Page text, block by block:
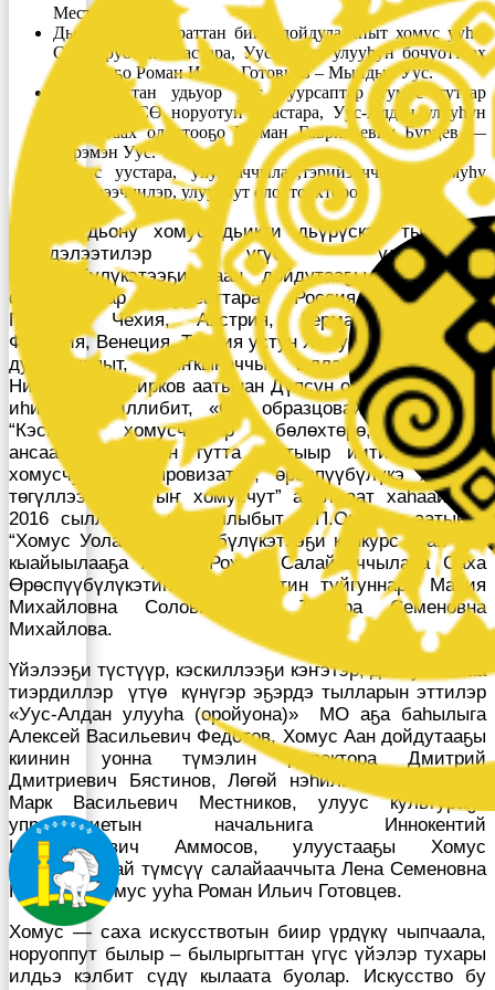
Местников.
Дьокуускай куораттан биир дойдулаахпыт хомус ууһа,
СӨ норуотун маастара, Уус-Алдан улууһун бочуоттаах
олохтооҕо Роман Ильич Готовцев – Мындыр Уус.
Сыырдаахтан удьуор уус Буурсаптар тумус туттар
киһилэрэ, СӨ норуотун маастара, Уус-Алдан улууһун
бочуоттаах олохтооҕо Герман Гаврильевич Бурцев —
Кэрэмэн Уус.
Хомус уустара, уһуйааччылар,тэрийээччилэр, хомуһу
сэҥээрээччилэр, улууспут олохтоохторо.
Кэлбит дьону хомус дьикти дьүрүскэн тыаһынан
эҕэрдэлээтилэр үгүс улуустааҕы,
өрөспүүбүлүкэтээҕи, аан дойдутааҕы конкурстар,
фестиваллар лауреаттара, Россия, Белорусия,
Польша, Чехия, Австрия, Германия, Италия,
Франция, Венеция, Турция устун Хомус ураты тыаһын
дуораһыппыт, лыҥкыначчы ыллаппыт, Иван
Николаевич Жирков аатынан Дүпсүн орто сокуолатын
иһинэн тэриллибит, «СӨ образцовай коллектива»
“Кэскил” хомусчуттар бөлөхтөрө, “Кэскил”
ансаамбыл киэн тутта ааттыыр иитиллээччитэ,
хомусчут – импровизатор, өрөспүүбүлүкэ хас да
төгүллээх “Бастыҥ хомусчут” анал аат хаһаайына,
2016 сыллаахха ыытыллыбыт П.П.Оготоев аатынан
“Хомус Уолан” өрөспүүбүлүкэтээҕи конкурс Гран при
кыайыылааҕа Алдан Рожин. Салайааччылара Саха
Өрөспүүбүлүкэтин үөрэҕириитин туйгуннара Мария
Михайловна Соловьева, Тамара Семеновна
Михайлова.
Үйэлээҕи түстүүр, кэскиллээҕи кэҥэтэр, дьоһун санаа
тиэрдиллэр үтүө күнүгэр эҕэрдэ тылларын эттилэр
«Уус-Алдан улууһа (оройуона)» МО аҕа баһылыга
Алексей Васильевич Федотов, Хомус Аан дойдутааҕы
киинин уонна түмэлин директора Дмитрий
Дмитриевич Бястинов, Лөгөй нэһилиэгин баһылыга
Марк Васильевич Местников, улуус культураҕа
управлениетын начальнига Иннокентий
Иннокентьевич Аммосов, улуустааҕы Хомус
общественнай түмсүү салайааччыта Лена Семеновна
Павлова, хомус ууһа Роман Ильич Готовцев.
Хомус — саха искусствотын биир үрдүкү чыпчаала,
норуоппут былыр – былыргыттан үгүс үйэлэр тухары
илдьэ кэлбит сүдү кылаата буолар. Искусство бу